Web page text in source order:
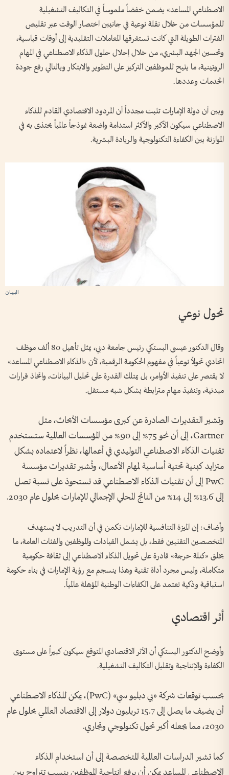
الاصطناعي المساعد» يضمن خفضاً ملموساً في التكاليف التشغيلية
للمؤسسات من خلال نقلة نوعية في جانبين اختصار الوقت عبر تقليص
الفترات الطويلة التي كانت تستغرقها المعاملات التقليدية إلى أوقات قياسية،
وتحسين الجهد البشري، من خلال إحلال حلول الذكاء الاصطناعي في المهام
الروتينية، ما يتيح للموظفين التركيز على التطوير والابتكار وبالتالي رفع جودة
الخدمات وعددها.
وبين أن دولة الإمارات تثبت مجدداً أن المردود الاقتصادي القادم للذكاء
الاصطناعي سيكون الأكبر والأكثر استدامة واضعة نموذجاً عالمياً يحتذى به في
الموازنة بين الكفاءة التكنولوجية والريادة البشرية.
تحول نوعي
وقال الدكتور عيسى البستكي رئيس جامعة دبي، يمثل تأهيل 80 ألف موظف
اتحادي تحولاً نوعياً في مفهوم الحكومة الرقمية، لأن «الذكاء الاصطناعي المساعد»
لا يقتصر على تنفيذ الأوامر، بل يمتلك القدرة على تحليل البيانات، واتخاذ قرارات
مبدئية، وتنفيذ مهام مترابطة بشكل شبه مستقل.
وتشير التقديرات الصادرة عن كبرى مؤسسات الأبحاث، مثل
Gartner، إلى أن نحو 75% إلى 90% من المؤسسات العالمية ستستخدم
تقنيات الذكاء الاصطناعي التوليدي في أعمالها، نظراً لاعتماده بشكل
متزايد كبنية تحتية أساسية لمهام الأعمال، وتُشير تقديرات مؤسسة
PwC إلى أن تقنيات الذكاء الاصطناعي قد تستحوذ على نسبة تصل
إلى 13.6% إلى 14% من الناتج المحلي الإجمالي للإمارات بحلول عام 2030.
وأضاف: إن الميزة التنافسية للإمارات تكمن في أن التدريب لا يستهدف
المتخصصين التقنيين فقط، بل يشمل القيادات والموظفين والفئات العامة، ما
يخلق «كتلة حرجة» قادرة على تحويل الذكاء الاصطناعي إلى ثقافة حكومية
متكاملة، وليس مجرد أداة تقنية وهذا ينسجم مع رؤية الإمارات في بناء حكومة
استباقية وذكية تعتمد على الكفاءات الوطنية المؤهلة عالمياً.
أثر اقتصادي
وأوضح الدكتور البستكي أن الأثر الاقتصادي المتوقع سيكون كبيراً على مستوى
الكفاءة والإنتاجية وتقليل التكاليف التشغيلية.
بحسب توقعات شركة «بي دبليو سي» (PwC)، يمكن للذكاء الاصطناعي
أن يضيف ما يصل إلى 15.7 تريليون دولار إلى الاقتصاد العالمي بحلول عام
2030، مما يجعله أكبر تحول تكنولوجي وتجاري.
كما تشير الدراسات العالمية المتخصصة إلى أن استخدام الذكاء